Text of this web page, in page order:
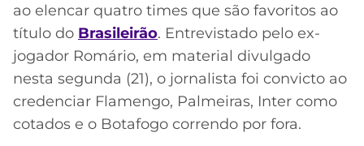
ONLINE
MELHORES
CASSINOS
ONLINE
2026
VASCO
INTERNACIONAL
GRÊMIO
LIGA
DOS
CAMPEÕES
LALIGA
ao elencar quatro times que são favoritos ao
título do Brasileirão. Entrevistado pelo ex-
jogador Romário, em material divulgado
nesta segunda (21), o jornalista foi convicto ao
credenciar Flamengo, Palmeiras, Inter como
cotados e o Botafogo correndo por fora.